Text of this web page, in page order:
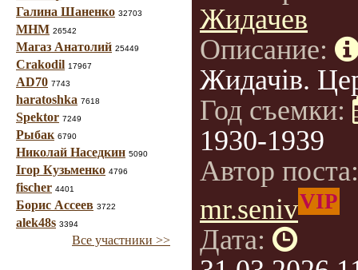
Галина Шаненко 32703
МНМ 26542
Магаз Анатолий 25449
Crakodil 17967
AD70 7743
haratoshka 7618
Spektor 7249
Рыбак 6790
Николай Наседкин 5090
Ігор Кузьменко 4796
fischer 4401
Борис Ассеев 3722
alek48s 3394
Все участники >>
Жидачев
Описание:
Жидачів.
Год съемки:
1930-1939
Автор
mr.senivVIP
Дата: